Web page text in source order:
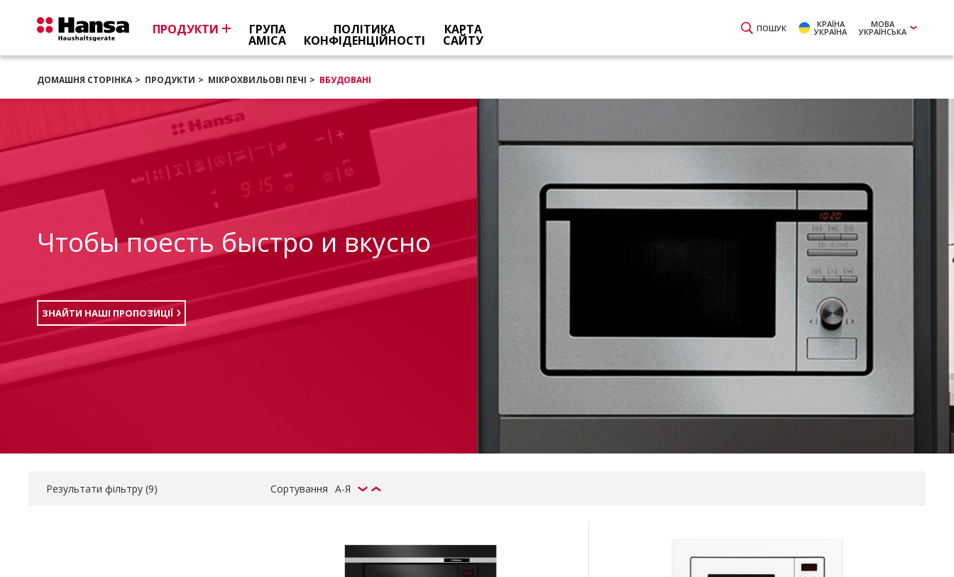
ПОШУК КРАЇНА
УКРАЇНА
МОВА
УКРАЇНСЬКА
ПРОДУКТИ ГРУПА
AMICA
ПОЛІТИКА
КОНФІДЕНЦІЙНОСТІ
КАРТА
САЙТУ
ДОМАШНЯ СТОРІНКА ПРОДУКТИ МІКРОХВИЛЬОВІ ПЕЧІ ВБУДОВАНІ
Чтобы поесть быстро и вкусно
ЗНАЙТИ НАШІ ПРОПОЗИЦІЇ
Результати фільтру (9) Сортування А-Я